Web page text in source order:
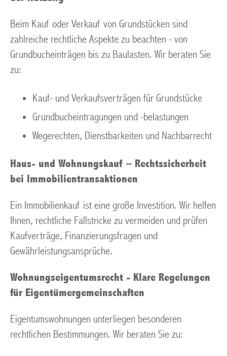
Beim Kauf oder Verkauf von Grundstücken sind
zahlreiche rechtliche Aspekte zu beachten - von
Grundbucheinträgen bis zu Baulasten. Wir beraten Sie
zu:
Kauf- und Verkaufsverträgen für Grundstücke
Grundbucheintragungen und -belastungen
Wegerechten, Dienstbarkeiten und Nachbarrecht
Haus- und Wohnungskauf – Rechtssicherheit
bei Immobilientransaktionen
Ein Immobilienkauf ist eine große Investition. Wir helfen
Ihnen, rechtliche Fallstricke zu vermeiden und prüfen
Kaufverträge, Finanzierungsfragen und
Gewährleistungsansprüche.
Wohnungseigentumsrecht - Klare Regelungen
für Eigentümergemeinschaften
Eigentumswohnungen unterliegen besonderen
rechtlichen Bestimmungen. Wir beraten Sie zu: